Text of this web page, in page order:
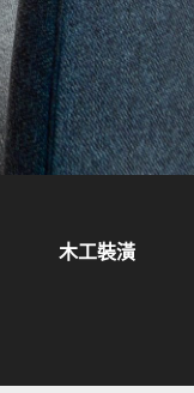
木工裝潢